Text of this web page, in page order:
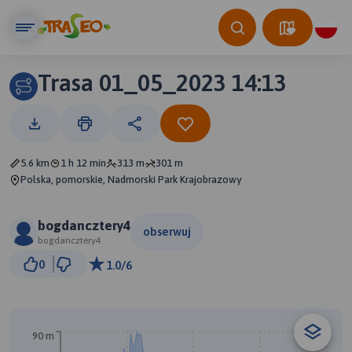
Trasa 01_05_2023 14:13
5.6 km 1 h 12 min 313 m
301 m
Polska, pomorskie, Nadmorski Park Krajobrazowy
bogdancztery4
bogdancztery4
obserwuj
0 1.0/6
90 m